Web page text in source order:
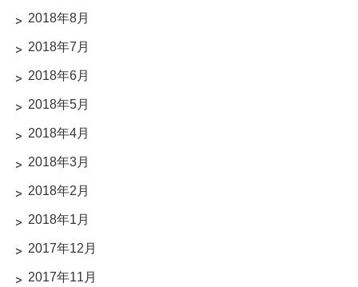
2018年8月
2018年7月
2018年6月
2018年5月
2018年4月
2018年3月
2018年2月
2018年1月
2017年12月
2017年11月